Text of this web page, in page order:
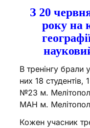
З 20
року на
В тренінгу брали
них 18 студентів,
№23 м.
МАН м.
Кожен учасник